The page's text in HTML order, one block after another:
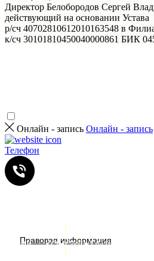
Правовая информация
Акции
Директор Белобородов Сергей
действующий на основании Устава
р/сч 40702810612010163548 в
к/сч 30101810450040000861 БИК
ИМЕЮТСЯ
КОНСУЛЬТАЦИЯ
Онлайн - запись Онлайн - запись
Телефон